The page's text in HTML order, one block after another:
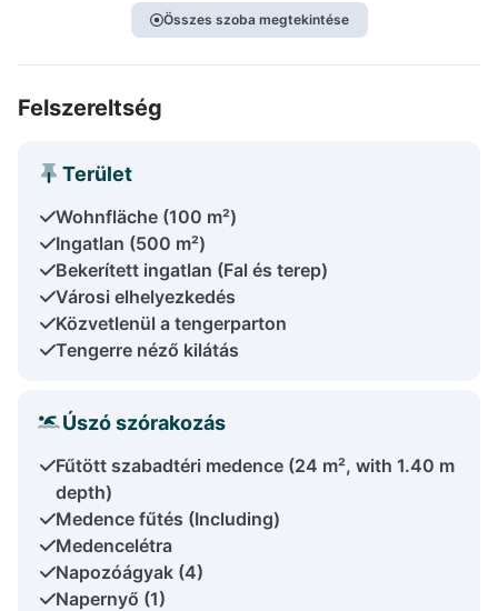
Összes szoba megtekintése
Felszereltség
Terület
Wohnfläche (100 m²)
Ingatlan (500 m²)
Bekerített ingatlan (Fal és terep)
Városi elhelyezkedés
Közvetlenül a tengerparton
Tengerre néző kilátás
Úszó szórakozás
Fűtött szabadtéri medence (24 m², with 1.40 m
depth)
Medence fűtés (Including)
Medencelétra
Napozóágyak (4)
Napernyő (1)